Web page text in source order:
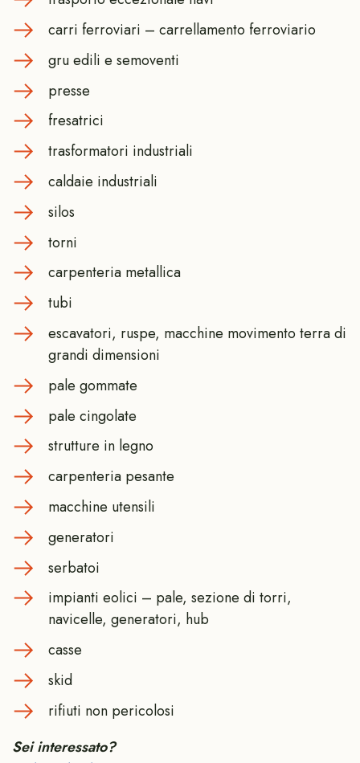
carri ferroviari – carrellamento ferroviario
gru edili e semoventi
presse
fresatrici
trasformatori industriali
caldaie industriali
silos
torni
carpenteria metallica
tubi
escavatori, ruspe, macchine movimento terra di
grandi dimensioni
pale gommate
pale cingolate
strutture in legno
carpenteria pesante
macchine utensili
generatori
serbatoi
impianti eolici – pale, sezione di torri,
navicelle, generatori, hub
casse
skid
rifiuti non pericolosi
Sei interessato?